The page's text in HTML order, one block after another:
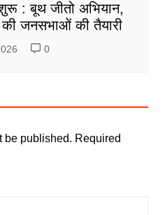
: बूथ जीतो अभियान,
जनसभाओं की तैयारी
0
be published. Required